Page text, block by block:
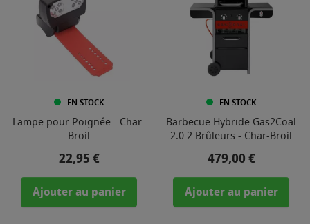
EN STOCK
Lampe pour Poignée - Char-
Broil
Prix
22,95 €
Ajouter au panier
EN STOCK
Barbecue Hybride Gas2Coal
2.0 2 Brûleurs - Char-Broil
Prix
479,00 €
Ajouter au panier